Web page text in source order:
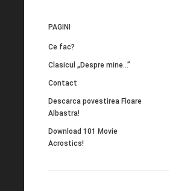
PAGINI
Ce fac?
Clasicul „Despre mine…”
Contact
Descarca povestirea Floare
Albastra!
Download 101 Movie
Acrostics!